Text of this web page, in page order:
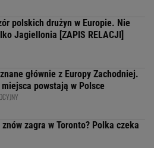
polskich drużyn w Europie. Nie
Jagiellonia [ZAPIS RELACJI]
głównie z Europy Zachodniej.
powstają w Polsce
zagra w Toronto? Polka czeka